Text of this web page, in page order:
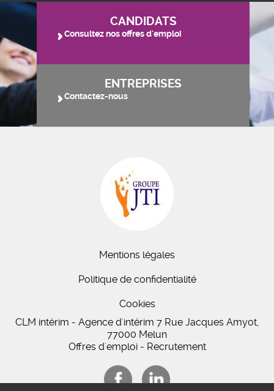
CANDIDATS
Consultez nos offres d'emploi
ENTREPRISES
Contactez-nous
Mentions légales
Politique de confidentialité
Cookies
CLM intérim - Agence d'intérim 7 Rue Jacques Amyot,
77000 Melun
Offres d'emploi - Recrutement